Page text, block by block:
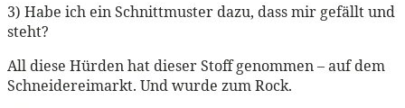
3) Habe ich ein Schnittmuster dazu, dass mir gefällt und
steht?
All diese Hürden hat dieser Stoff genommen – auf dem
Schneidereimarkt. Und wurde zum Rock.